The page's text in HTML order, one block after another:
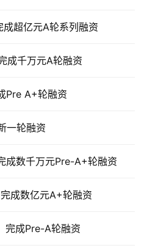
超亿元A轮系列融资
成千万元A轮融资
Pre A+轮融资
一轮融资
成数千万元Pre-A+轮融资
成数亿元A+轮融资
完成Pre-A轮融资